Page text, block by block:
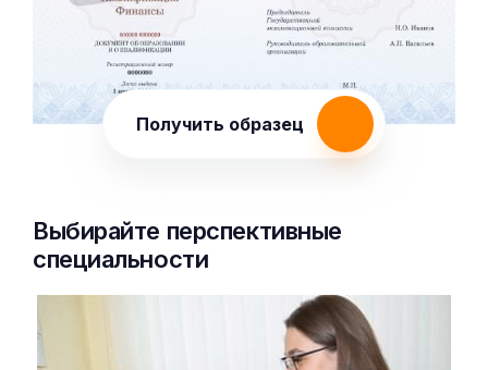
Получить образец
Выбирайте перспективные
специальности